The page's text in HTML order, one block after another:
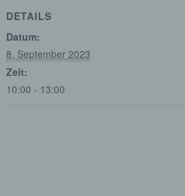
DETAILS
Datum:
8. September 2023
Zeit:
10:00 - 13:00